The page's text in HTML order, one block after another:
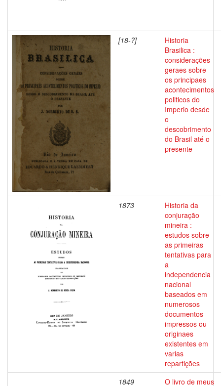
[18-?]
Historia
Brasilica :
considerações
geraes sobre
os principaes
acontecimentos
politicos do
Imperio desde
o
descobrimento
do Brasil até o
presente
1873
Historia da
conjuração
mineira :
estudos sobre
as primeiras
tentativas para
a
independencia
nacional
baseados em
numerosos
documentos
impressos ou
originaes
existentes em
varias
repartições
1849
O livro de meus